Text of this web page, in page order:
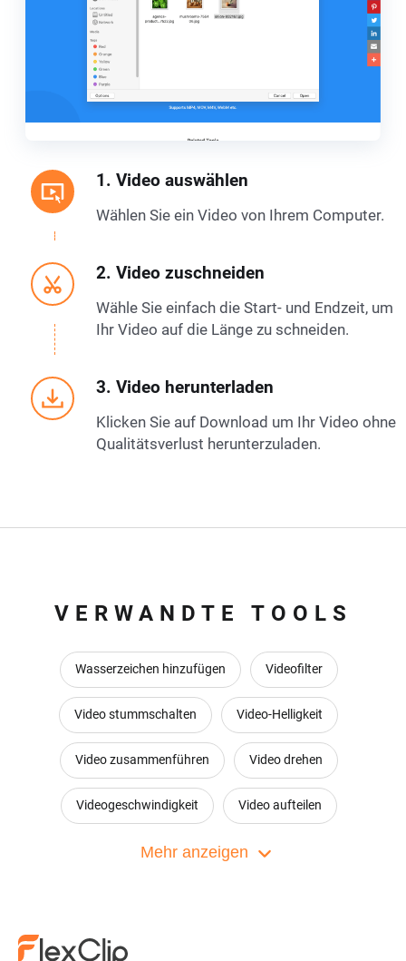
1. Video auswählen
Wählen Sie ein Video von Ihrem Computer.
2. Video zuschneiden
Wähle Sie einfach die Start- und Endzeit, um
Ihr Video auf die Länge zu schneiden.
3. Video herunterladen
Klicken Sie auf Download um Ihr Video ohne
Qualitätsverlust herunterzuladen.
VERWANDTE TOOLS
Wasserzeichen hinzufügen Videofilter
Video stummschalten Video-Helligkeit
Video zusammenführen Video drehen
Videogeschwindigkeit Video aufteilen
Video vergrößern Flip Video
Video-Collage Gestalter
Mehr anzeigen